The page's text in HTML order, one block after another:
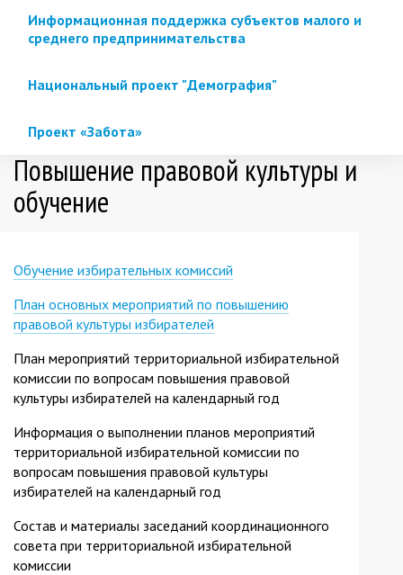
Информационная поддержка субъектов малого и
среднего предпринимательства
Национальный проект "Демография"
Проект «Забота»
Повышение правовой культуры и
обучение
Обучение избирательных комиссий
План основных мероприятий по повышению
правовой культуры избирателей
План мероприятий территориальной избирательной
комиссии по вопросам повышения правовой
культуры избирателей на календарный год
Информация о выполнении планов мероприятий
территориальной избирательной комиссии по
вопросам повышения правовой культуры
избирателей на календарный год
Состав и материалы заседаний координационного
совета при территориальной избирательной
комиссии